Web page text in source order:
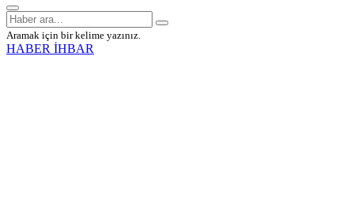
Aramak için bir kelime yazınız.
HABER İHBAR